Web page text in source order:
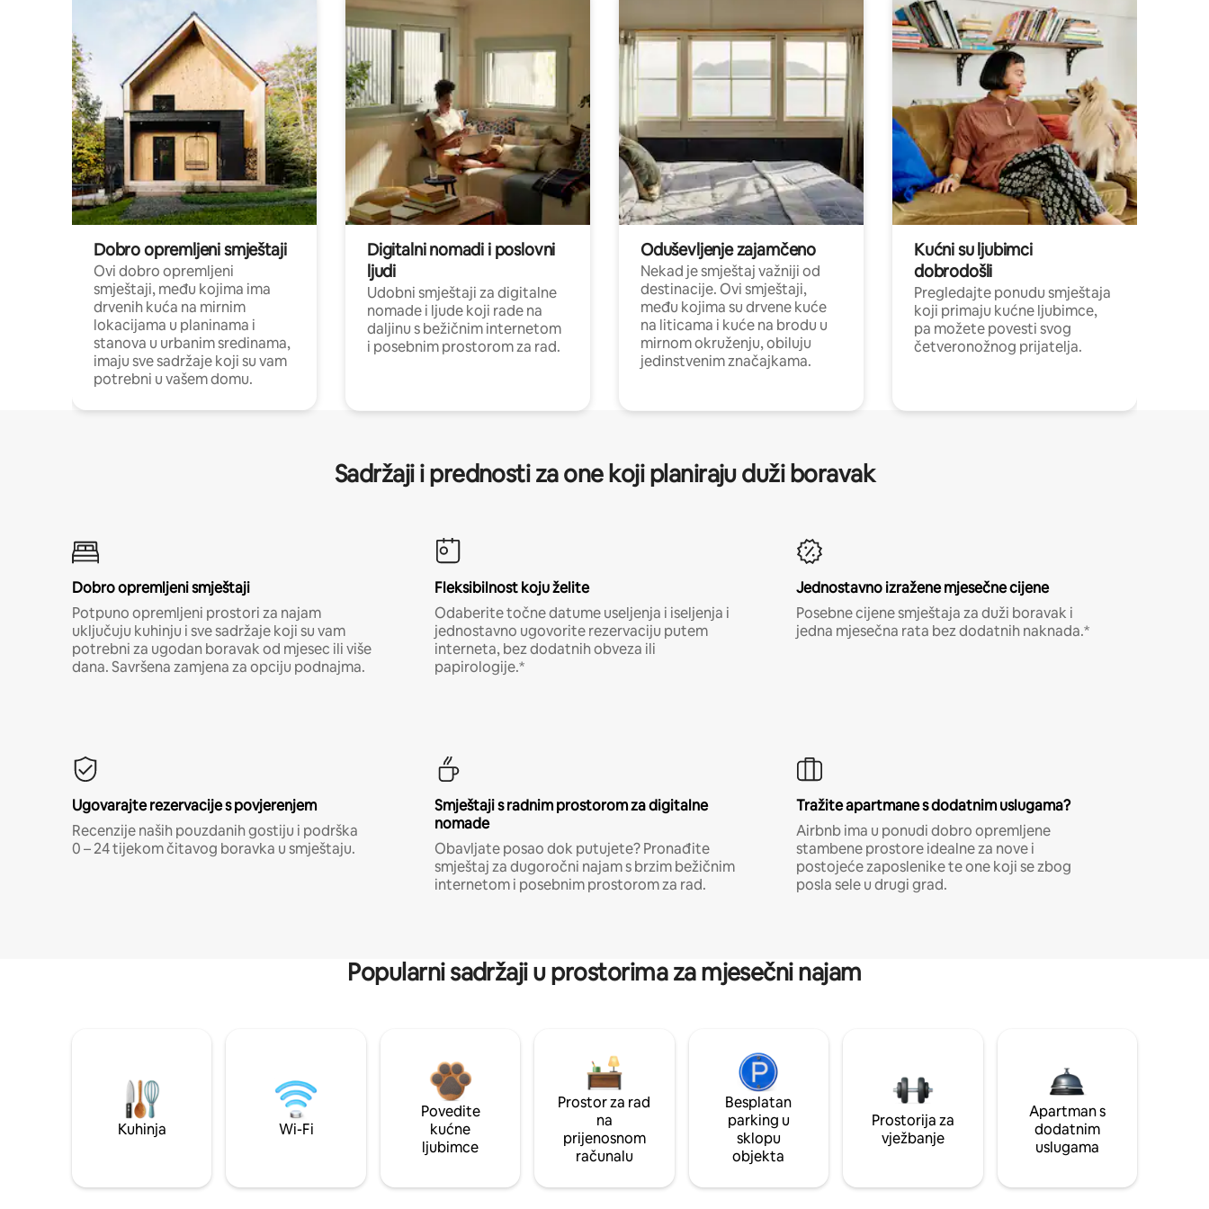
Dobro opremljeni smještaji
Ovi dobro opremljeni
smještaji, među kojima ima
drvenih kuća na mirnim
lokacijama u planinama i
stanova u urbanim sredinama,
imaju sve sadržaje koji su vam
potrebni u vašem domu.
Digitalni nomadi i poslovni
ljudi
Udobni smještaji za digitalne
nomade i ljude koji rade na
daljinu s bežičnim internetom
i posebnim prostorom za rad.
Oduševljenje zajamčeno
Nekad je smještaj važniji od
destinacije. Ovi smještaji,
među kojima su drvene kuće
na liticama i kuće na brodu u
mirnom okruženju, obiluju
jedinstvenim značajkama.
Kućni su ljubimci
dobrodošli
Pregledajte ponudu smještaja
koji primaju kućne ljubimce,
pa možete povesti svog
četveronožnog prijatelja.
Sadržaji i prednosti za one koji planiraju duži boravak
Dobro opremljeni smještaji
Potpuno opremljeni prostori za najam
uključuju kuhinju i sve sadržaje koji su vam
potrebni za ugodan boravak od mjesec ili više
dana. Savršena zamjena za opciju podnajma.
Fleksibilnost koju želite
Odaberite točne datume useljenja i iseljenja i
jednostavno ugovorite rezervaciju putem
interneta, bez dodatnih obveza ili
papirologije.*
Jednostavno izražene mjesečne cijene
Posebne cijene smještaja za duži boravak i
jedna mjesečna rata bez dodatnih naknada.*
Ugovarajte rezervacije s povjerenjem
Recenzije naših pouzdanih gostiju i podrška
0 – 24 tijekom čitavog boravka u smještaju.
Smještaji s radnim prostorom za digitalne
nomade
Obavljate posao dok putujete? Pronađite
smještaj za dugoročni najam s brzim bežičnim
internetom i posebnim prostorom za rad.
Tražite apartmane s dodatnim uslugama?
Airbnb ima u ponudi dobro opremljene
stambene prostore idealne za nove i
postojeće zaposlenike te one koji se zbog
posla sele u drugi grad.
Popularni sadržaji u prostorima za mjesečni najam
Kuhinja Wi-Fi
Povedite
kućne
ljubimce
Prostor za rad
na
prijenosnom
računalu
Besplatan
parking u
sklopu
objekta
Prostorija za
vježbanje
Apartman s
dodatnim
uslugama